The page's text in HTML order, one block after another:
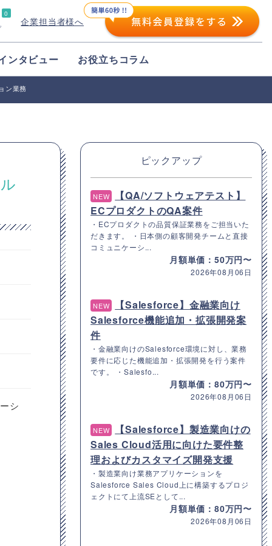
0
企業担当者様へ
ンタビュー お役立ちコラム
ン業務
シ
ピックアップ
NEW
【QA/ソフトウェアテスト】
ECプロダクトのQA案件
・ECプロダクトの品質保証業務をご担当いた
だきます。 ・日本側の顧客開発チームと直接
コミュニケーシ...
月額単価：50万円〜
2026年08月06日
NEW
【Salesforce】金融業向け
Salesforce機能追加・拡張開発案
件
・金融業向けのSalesforce環境に対し、業務
要件に応じた機能追加・拡張開発を行う案件
です。 ・Salesfo...
月額単価：80万円〜
2026年08月06日
NEW
【Salesforce】製造業向けの
Sales Cloud活用に向けた要件整
理およびカスタマイズ開発支援
・製造業向け業務アプリケーションを
Salesforce Sales Cloud上に構築するプロジ
ェクトにて上流SEとして...
月額単価：80万円〜
2026年08月06日